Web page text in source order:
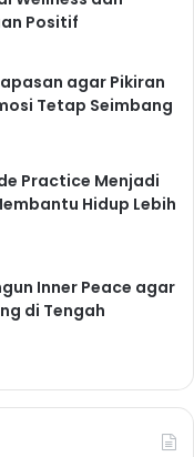
Positif
agar Pikiran
Tetap Seimbang
Practice Menjadi
Hidup Lebih
Inner Peace agar
di Tengah